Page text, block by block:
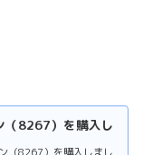
（8267）を購入し
（8267）を購入しまし